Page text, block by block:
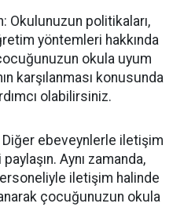
Okulunuzun politikaları,
yöntemleri hakkında
okula uyum
karşılanması konusunda
olabilirsiniz.
Diğer ebeveynlerle iletişim
Aynı zamanda,
iletişim halinde
çocuğunuzun okula